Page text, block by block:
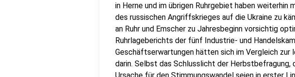
in Herne und im übrigen Ruhrgebiet haben
des russischen Angriffskrieges auf die Ukraine zu
an Ruhr und Emscher zu Jahresbeginn vorsichtig
Ruhrlageberichts der fünf Industrie- und
Geschäftserwartungen hätten sich im Vergleich
darin. Selbst das Schlusslicht der